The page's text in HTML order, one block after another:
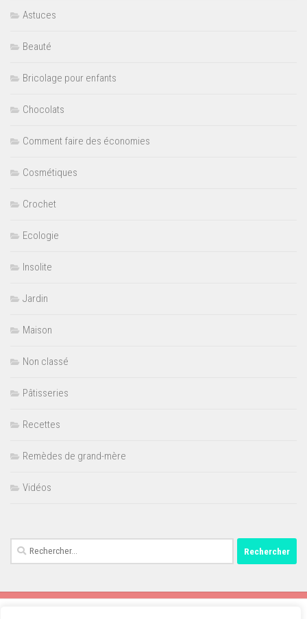
Astuces
Beauté
Bricolage pour enfants
Chocolats
Comment faire des économies
Cosmétiques
Crochet
Ecologie
Insolite
Jardin
Maison
Non classé
Pâtisseries
Recettes
Remèdes de grand-mère
Vidéos
Rechercher :